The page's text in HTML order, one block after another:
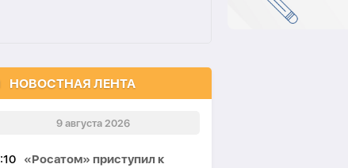
НОВОСТНАЯ ЛЕНТА
9 августа 2026
«Росатом» приступил к